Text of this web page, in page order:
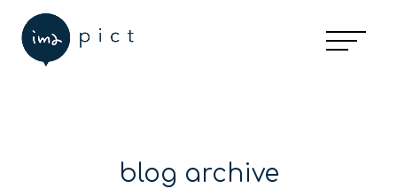
blog archive